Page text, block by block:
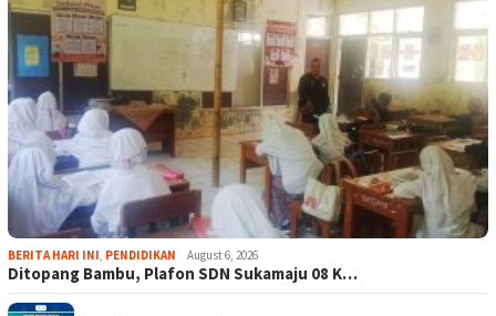
BERITA HARI INI PENDIDIKAN August 6, 2026
Ditopang Bambu, Plafon SDN Sukamaju 08 K…